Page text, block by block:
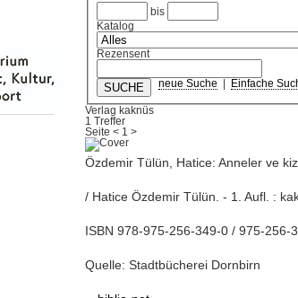
bis
Katalog
Rezensent
neue Suche Einfache
Verlag kaknüs
1 Treffer
Seite< 1 >
Özdemir Tülün, Hatice: Anneler ve
/ Hatice Özdemir Tülün. - 1. Aufl. :
ISBN 978-975-256-349-0 / 975-256-
Quelle: Stadtbücherei Dornbirn